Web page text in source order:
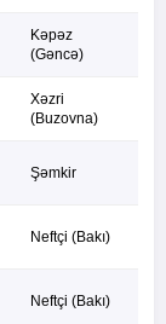
Kəpəz
(Gəncə)
Xəzri
(Buzovna)
Şəmkir
Neftçi (Bakı)
Neftçi (Bakı)